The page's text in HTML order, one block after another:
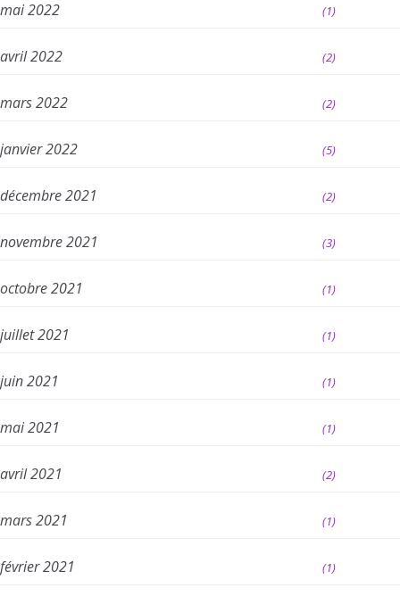
mai 2022 (1)
avril 2022 (2)
mars 2022 (2)
janvier 2022 (5)
décembre 2021 (2)
novembre 2021 (3)
octobre 2021 (1)
juillet 2021 (1)
juin 2021 (1)
mai 2021 (1)
avril 2021 (2)
mars 2021 (1)
février 2021 (1)